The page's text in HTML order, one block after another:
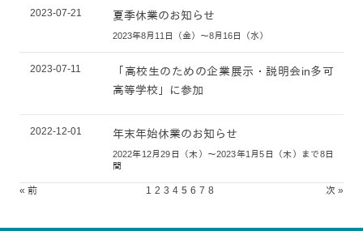
2023-07-21 夏季休業のお知らせ
2023年8月11日（金）～8月16日（水）
2023-07-11
「高校生のための企業展示・説明会in多可
高等学校」に参加
2022-12-01 年末年始休業のお知らせ
2022年12月29日（木）～2023年1月5日（木）まで8日
間
« 前 1 2 3 4 5 6 7 8 次 »